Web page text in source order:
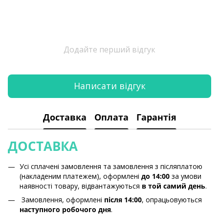
Додайте перший відгук
Написати відгук
Доставка Оплата Гарантія
ДОСТАВКА
Усі сплачені замовлення та замовлення з післяплатою
(накладеним платежем), оформлені до 14:00 за умови
наявності товару, відвантажуються в той самий день.
Замовлення, оформлені після 14:00, опрацьовуються
наступного робочого дня.